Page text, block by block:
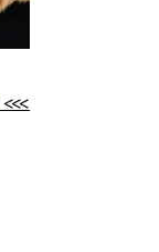
<<<